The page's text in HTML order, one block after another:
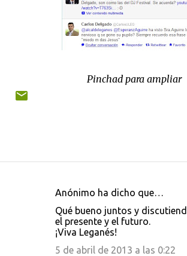
Pinchad para ampliar
Anónimo ha dicho que…
Qué bueno juntos y
el presente y el futuro.
¡Viva Leganés!
5 de abril de 2013 a las 0:22